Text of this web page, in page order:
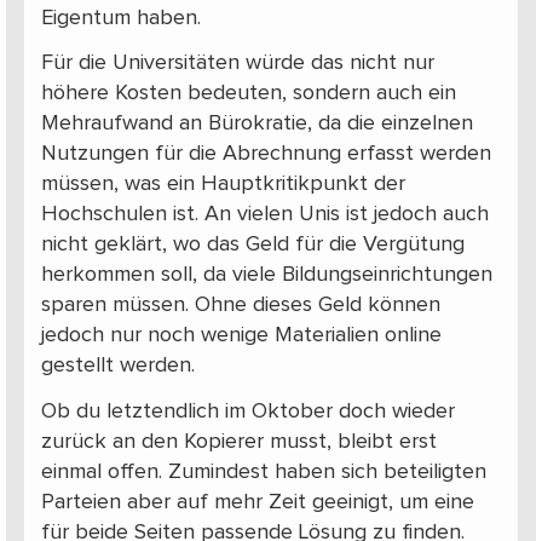
Eigentum haben.
Für die Universitäten würde das nicht nur
höhere Kosten bedeuten, sondern auch ein
Mehraufwand an Bürokratie, da die einzelnen
Nutzungen für die Abrechnung erfasst werden
müssen, was ein Hauptkritikpunkt der
Hochschulen ist. An vielen Unis ist jedoch auch
nicht geklärt, wo das Geld für die Vergütung
herkommen soll, da viele Bildungseinrichtungen
sparen müssen. Ohne dieses Geld können
jedoch nur noch wenige Materialien online
gestellt werden.
Ob du letztendlich im Oktober doch wieder
zurück an den Kopierer musst, bleibt erst
einmal offen. Zumindest haben sich beteiligten
Parteien aber auf mehr Zeit geeinigt, um eine
für beide Seiten passende Lösung zu finden.